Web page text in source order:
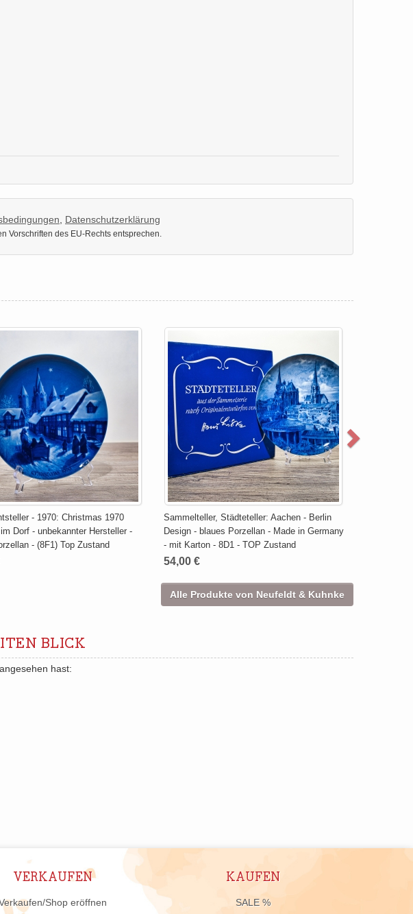
Datenschutzerklärung
Vorschriften des EU-Rechts entsprechen.
- 1970: Christmas 1970
Dorf - unbekannter Hersteller -
- (8F1) Top Zustand
Sammelteller, Städteteller: Aachen - Berlin
Design - blaues Porzellan - Made in Germany
- mit Karton - 8D1 - TOP Zustand
54,00 €
Alle Produkte von Neufeldt & Kuhnke
BLICK
hast:
VERKAUFEN
Shop eröffnen
KAUFEN
SALE %